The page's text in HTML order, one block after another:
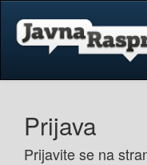
Prijava
Prijavite se na